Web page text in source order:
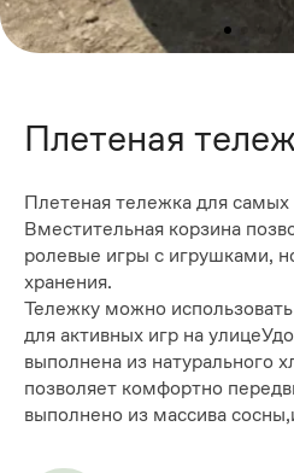
Плетеная
Плетеная тележка для самых
Вместительная корзина
ролевые игры с игрушками,
хранения.
Тележку можно
для активных игр на
выполнена из натурального
позволяет комфортно
выполнено из массива